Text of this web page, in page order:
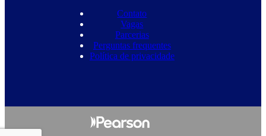
Contato
Vagas
Parcerias
Perguntas frequentes
Política de privacidade